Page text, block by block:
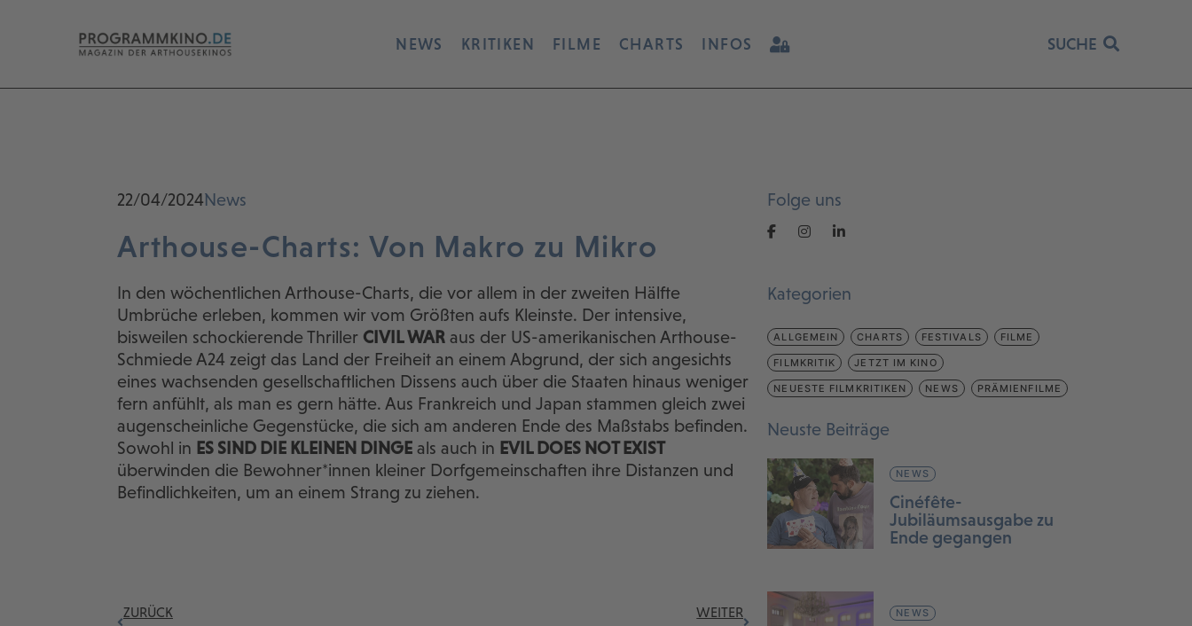
NEWS KRITIKEN FILME CHARTS INFOS SUCHE
22/04/2024News
Arthouse-Charts: Von Makro zu Mikro
In den wöchentlichen Arthouse-Charts, die vor allem in der zweiten Hälfte
Umbrüche erleben, kommen wir vom Größten aufs Kleinste. Der intensive,
bisweilen schockierende Thriller CIVIL WAR aus der US-amerikanischen Arthouse-
Schmiede A24 zeigt das Land der Freiheit an einem Abgrund, der sich angesichts
eines wachsenden gesellschaftlichen Dissens auch über die Staaten hinaus weniger
fern anfühlt, als man es gern hätte. Aus Frankreich und Japan stammen gleich zwei
augenscheinliche Gegenstücke, die sich am anderen Ende des Maßstabs befinden.
Sowohl in ES SIND DIE KLEINEN DINGE als auch in EVIL DOES NOT EXIST
überwinden die Bewohner*innen kleiner Dorfgemeinschaften ihre Distanzen und
Befindlichkeiten, um an einem Strang zu ziehen.
ZURÜCK WEITER
Folge uns
Kategorien
ALLGEMEIN CHARTS FESTIVALS FILME
FILMKRITIK JETZT IM KINO
NEUESTE FILMKRITIKEN NEWS PRÄMIENFILME
Neuste Beiträge
NEWS
Cinéfête-
Jubiläumsausgabe zu
Ende gegangen
NEWS